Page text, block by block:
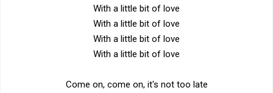
With a little bit of love
With a little bit of love
With a little bit of love
With a little bit of love
Come on, come on, it's not too late